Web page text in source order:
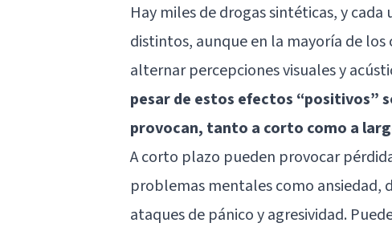
Hay miles de drogas sintéticas, y
distintos, aunque en la mayoría de
alternar percepciones visuales y
pesar de estos efectos “positivos”
provocan, tanto a corto como a
A corto plazo pueden provocar
problemas mentales como ansiedad,
ataques de pánico y agresividad.